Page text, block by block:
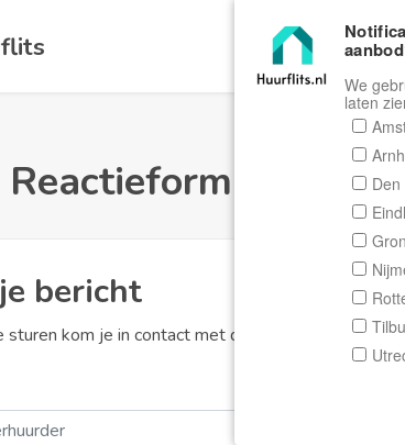
Home
Reactieformulier
bericht
kom je in contact met de aanbieder of
We
laten
Den